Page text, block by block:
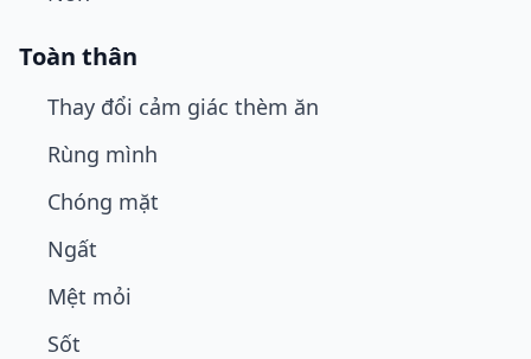
Toàn thân
Thay đổi cảm giác thèm ăn
Rùng mình
Chóng mặt
Ngất
Mệt mỏi
Sốt